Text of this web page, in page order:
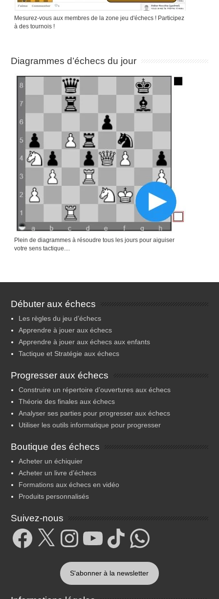
Mesurez-vous aux membres de la zone jeu d'échecs ! Participez
à des tournois !
Diagrammes d’échecs du jour
Plein de diagrammes à résoudre tous les jours pour aiguiser
votre sens tactique....
Débuter aux échecs
Les règles du jeu d’échecs
Apprendre à jouer aux échecs
Apprendre à jouer aux échecs aux enfants
Tactique et Stratégie aux échecs
Progresser aux échecs
Construire un répertoire d’ouvertures aux échecs
Théorie des finales aux échecs
Analyser ses parties pour progresser aux échecs
Utiliser les outils informatique pour progresser
Boutique des échecs
Acheter un échiquier
Acheter un livre d’échecs
Formations aux échecs en vidéo
Produits personnalisés
Suivez-nous
Facebook
X Instagram TikTok WhatsApp
S'abonner à la newsletter